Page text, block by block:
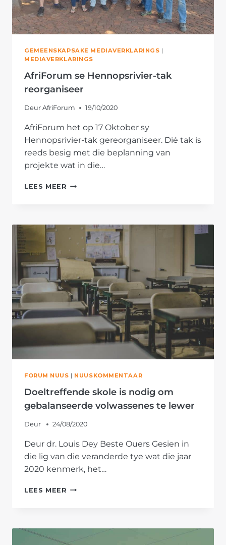
GEMEENSKAPSAKE MEDIAVERKLARINGS |
MEDIAVERKLARINGS
AfriForum se Hennopsrivier-tak
reorganiseer
Deur AfriForum 19/10/2020
AfriForum het op 17 Oktober sy
Hennopsrivier-tak gereorganiseer. Dié tak is
reeds besig met die beplanning van
projekte wat in die…
LEES MEER AFRIFORUM
REORGANISEER
FORUM NUUS | NUUSKOMMENTAAR
Doeltreffende skole is nodig om
gebalanseerde volwassenes te lewer
Deur 24/08/2020
Deur dr. Louis Dey Beste Ouers Gesien in
die lig van die veranderde tye wat die jaar
2020 kenmerk, het…
LEES MEER DOELTREFFENDE
OM
GEBALANSEERDE